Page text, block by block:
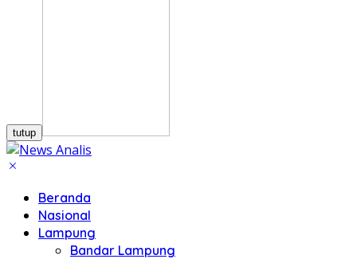
tutup
Beranda
Nasional
Lampung
Bandar Lampung